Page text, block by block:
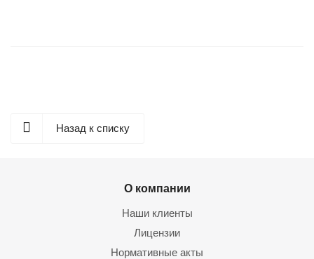
Назад к списку
О компании
Наши клиенты
Лицензии
Нормативные акты